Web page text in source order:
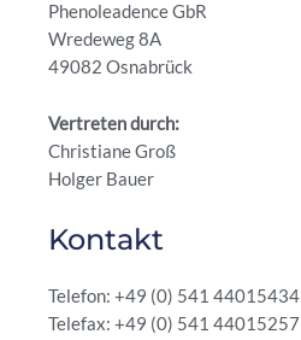
Phenoleadence GbR
Wredeweg 8A
49082 Osnabrück
Vertreten durch:
Christiane Groß
Holger Bauer
Kontakt
Telefon: +49 (0) 541 44015434
Telefax: +49 (0) 541 44015257